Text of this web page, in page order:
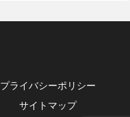
プライバシーポリシー
サイトマップ